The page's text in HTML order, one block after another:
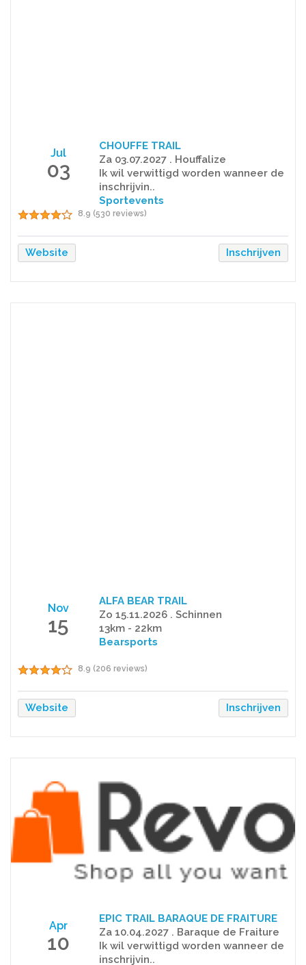
Jul
03
CHOUFFE TRAIL
Za 03.07.2027 . Houffalize
Ik wil verwittigd worden wanneer de
inschrijvin..
Sportevents
8.9 (530 reviews)
Website Inschrijven
Nov
15
ALFA BEAR TRAIL
Zo 15.11.2026 . Schinnen
13km - 22km
Bearsports
8.9 (206 reviews)
Website Inschrijven
Apr
10
EPIC TRAIL BARAQUE DE FRAITURE
Za 10.04.2027 . Baraque de Fraiture
Ik wil verwittigd worden wanneer de
inschrijvin..